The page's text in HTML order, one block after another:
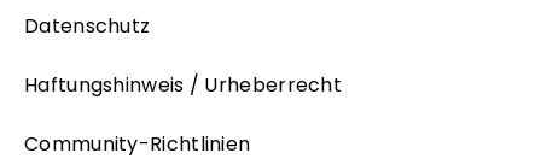
Datenschutz
Haftungshinweis / Urheberrecht
Community-Richtlinien